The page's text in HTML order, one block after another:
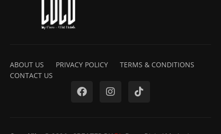
ABOUT US PRIVACY POLICY
TERMS & CONDITIONS
CONTACT US